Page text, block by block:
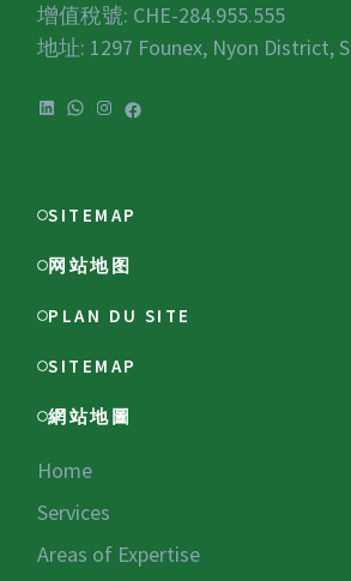
增值稅號: CHE-284.955.555
地址: 1297 Founex, Nyon District,
LinkedIn
WhatsApp
Instagram
Facebook
SITEMAP
网站地图
PLAN DU SITE
SITEMAP
網站地圖
Home
Services
Areas of Expertise